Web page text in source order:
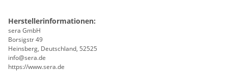
Herstellerinformationen:
sera GmbH
Borsigstr 49
Heinsberg, Deutschland, 52525
info@sera.de
https://www.sera.de